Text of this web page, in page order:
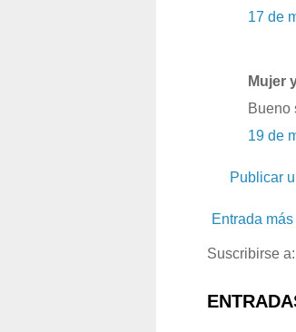
17 de
Mujer
Bueno
19 de
Publicar
Entrada
Suscribirse a: